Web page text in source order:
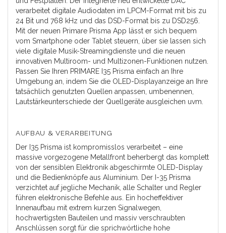
verarbeitet digitale Audiodaten im LPCM-Format mit bis zu
24 Bit und 768 kHz und das DSD-Format bis zu DSD256.
Mit der neuen Primare Prisma App lässt er sich bequem
vom Smartphone oder Tablet steuern, über sie lassen sich
viele digitale Musik-Streamingdienste und die neuen
innovativen Multiroom- und Multizonen-Funktionen nutzen.
Passen Sie Ihren PRIMARE I35 Prisma einfach an Ihre
Umgebung an, indem Sie die OLED-Displayanzeige an Ihre
tatsächlich genutzten Quellen anpassen, umbenennen,
Lautstärkeunterschiede der Quellgeräte ausgleichen uvm.
AUFBAU & VERARBEITUNG
Der I35 Prisma ist kompromisslos verarbeitet – eine
massive vorgezogene Metallfront beherbergt das komplett
von der sensiblen Elektronik abgeschirmte OLED-Display
und die Bedienknöpfe aus Aluminium. Der I-35 Prisma
verzichtet auf jegliche Mechanik, alle Schalter und Regler
führen elektronische Befehle aus. Ein hocheffektiver
Innenaufbau mit extrem kurzen Signalwegen,
hochwertigsten Bauteilen und massiv verschraubten
Anschlüssen sorgt für die sprichwörtliche hohe